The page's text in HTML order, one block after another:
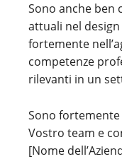
Sono anche ben
attuali nel
fortemente
competenze
rilevanti in un
Sono
Vostro team e
[Nome